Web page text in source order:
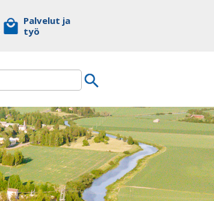
Palvelut ja
työ